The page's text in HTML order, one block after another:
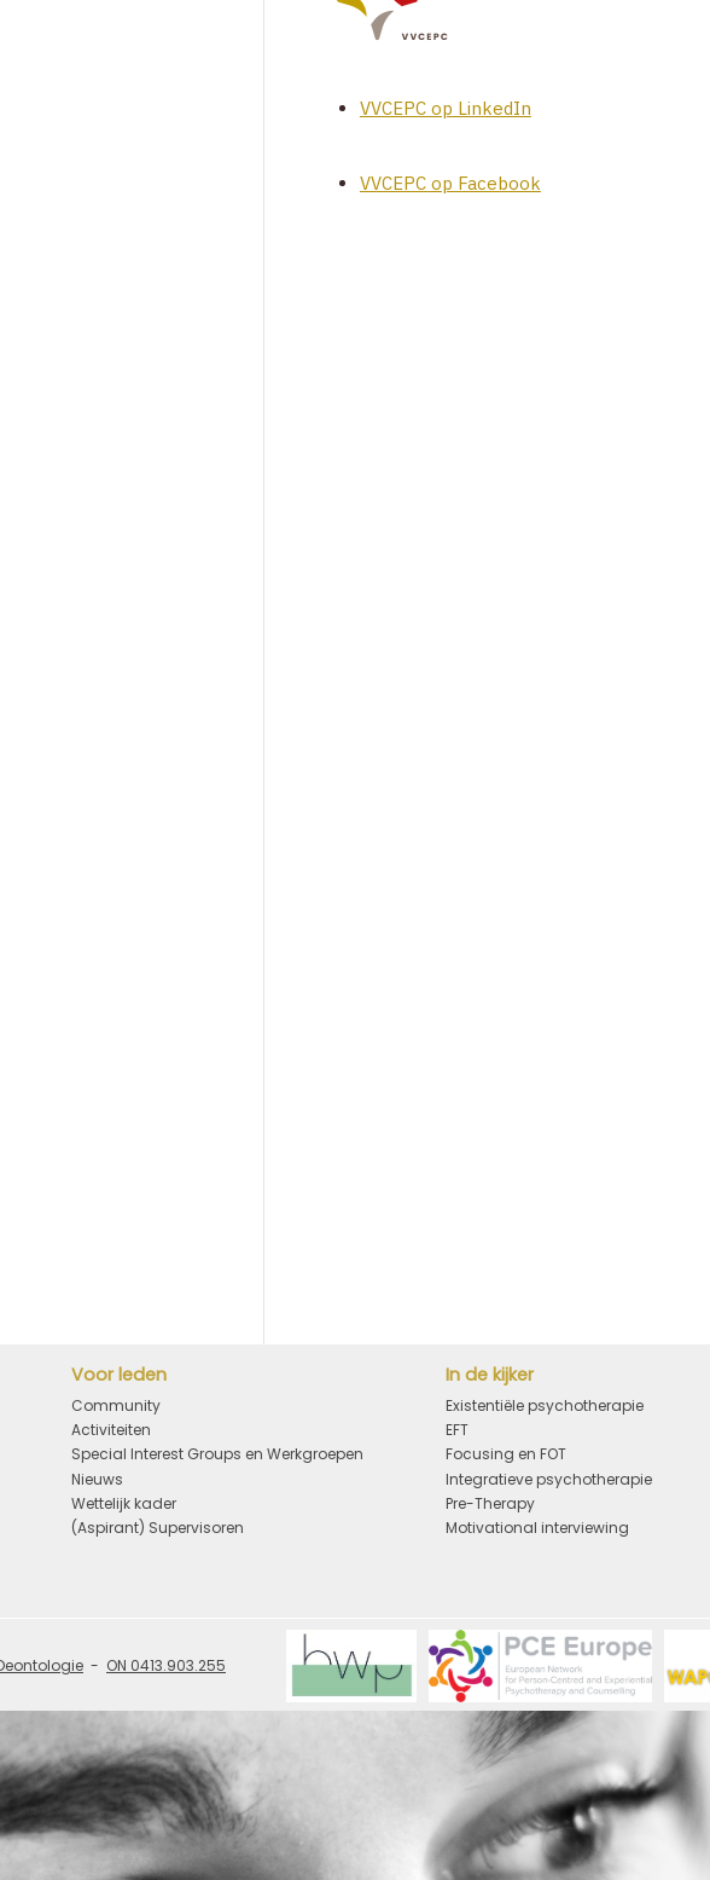
VVCEPC op LinkedIn
VVCEPC op Facebook
Voor leden
Community
Activiteiten
Special Interest Groups en Werkgroepen
Nieuws
Wettelijk kader
(Aspirant) Supervisoren
In de kijker
Existentiële psychotherapie
EFT
Focusing en FOT
Integratieve psychotherapie
Pre-Therapy
Motivational interviewing
ON 0413.903.255